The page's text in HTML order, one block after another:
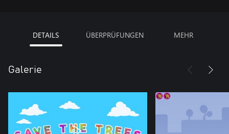
DETAILS ÜBERPRÜFUNGEN MEHR
Galerie